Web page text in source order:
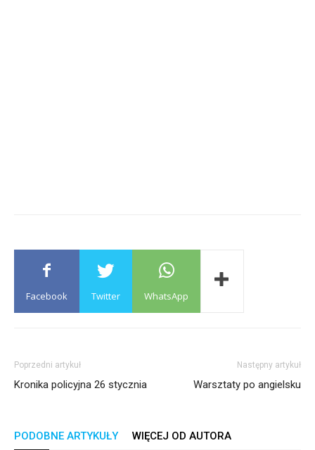
Facebook Twitter WhatsApp
Poprzedni artykuł
Kronika policyjna 26 stycznia
Następny artykuł
Warsztaty po angielsku
PODOBNE ARTYKUŁY WIĘCEJ OD AUTORA